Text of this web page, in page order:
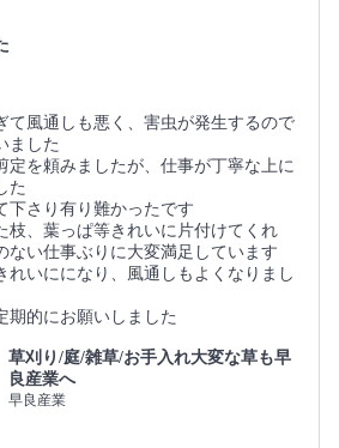
て風通しも悪く、害虫が発生するので
ました
定を頼みましたが、仕事が丁寧な上に
た
下さり有り難かったです
枝、葉っぱ等きれいに片付けてくれ
ない仕事ぶりに大変満足しています
れいにになり、風通しもよくなりまし
期的にお願いしました
草刈り/庭/雑草/お手入れ大変な草も早
良産業へ
早良産業